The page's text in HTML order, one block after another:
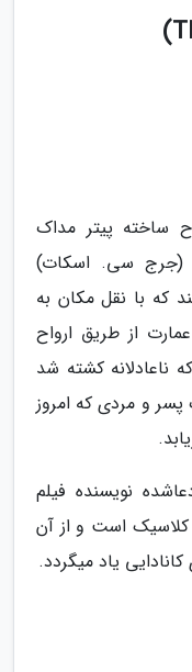
ساخته پیتر مداک
(جرج سی. اسکات)
که با نقل مکان به
از طریق ارواح
کشته شد
پسر و مردی که امروز
نویسنده فیلم
است و از آن
کانادایی یاد میگردد.